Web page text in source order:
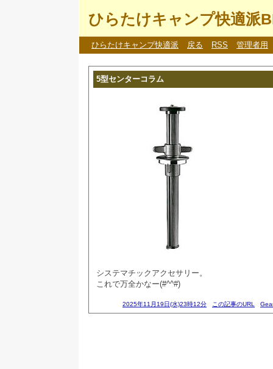
ひらたけキャンプ快適派
ひらたけキャンプ快適派 戻る RSS 管理者用
5型センターコラム
システマチックアクセサリー。
これで万全かなー(#^^#)
2025年11月19日(水)23時12分 この記事のURL